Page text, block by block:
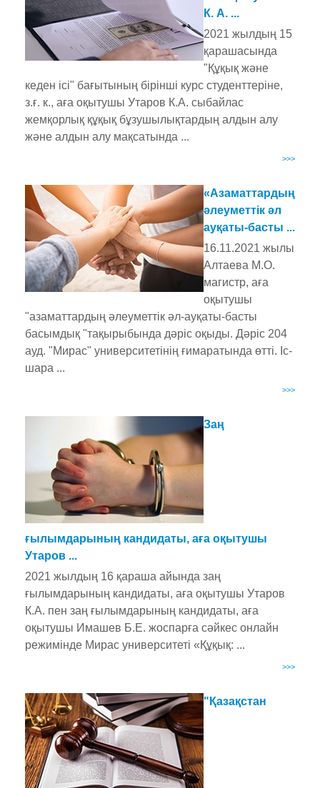
К. А. ...
2021 жылдың 15
қарашасында
"Құқық және
кеден ісі" бағытының бірінші курс студенттеріне,
з.ғ. к., аға оқытушы Утаров К.А. сыбайлас
жемқорлық құқық бұзушылықтардың алдын алу
және алдын алу мақсатында ...
>>>
«Азаматтардың
әлеуметтік әл
ауқаты-басты ...
16.11.2021 жылы
Алтаева М.О.
магистр, аға
оқытушы
"азаматтардың әлеуметтік әл-ауқаты-басты
басымдық "тақырыбында дәріс оқыды. Дәріс 204
ауд. "Мирас" университетінің ғимаратында өтті. Іс-
шара ...
>>>
Заң
ғылымдарының кандидаты, аға оқытушы
Утаров ...
2021 жылдың 16 қараша айында заң
ғылымдарының кандидаты, аға оқытушы Утаров
К.А. пен заң ғылымдарының кандидаты, аға
оқытушы Имашев Б.Е. жоспарға сәйкес онлайн
режимінде Мирас университеті «Құқық: ...
>>>
"Қазақстан